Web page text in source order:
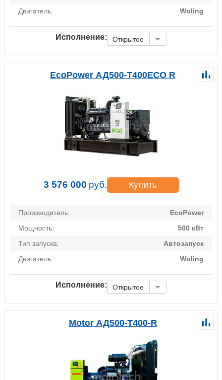
Двигатель:
Woling
Исполнение: Открытое
EcoPower АД500-T400ECO R
3 576 000 руб. Купить
Производитель:
EcoPower
Мощность:
500 кВт
Тип запуска:
Автозапуск
Двигатель:
Woling
Исполнение: Открытое
Motor АД500-Т400-R